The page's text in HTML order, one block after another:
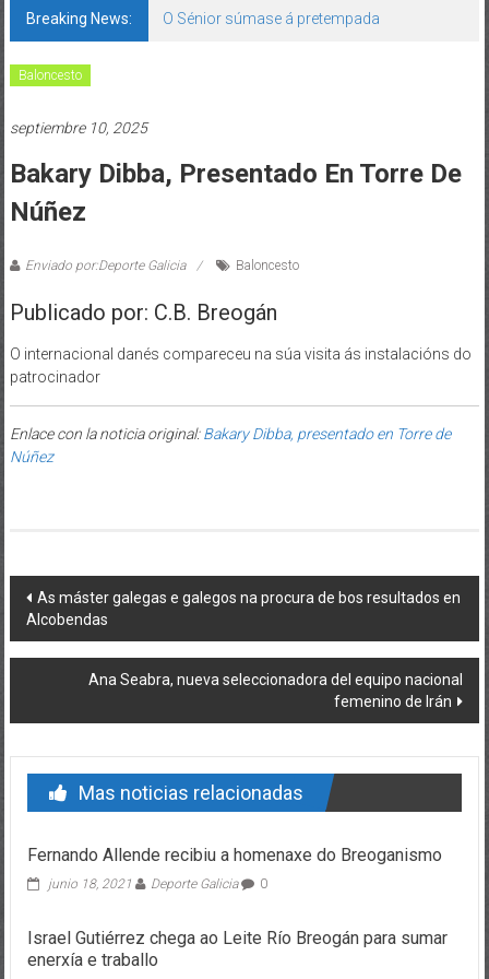
Breaking News: O Sénior súmase á pretempada
Baloncesto
septiembre 10, 2025
Bakary Dibba, Presentado En Torre De
Núñez
Enviado por:Deporte Galicia Baloncesto
Publicado por: C.B. Breogán
O internacional danés compareceu na súa visita ás instalacións do
patrocinador
Enlace con la noticia original:Bakary Dibba, presentado en Torre de
Núñez
Post navigation
As máster galegas e galegos na procura de bos resultados en
Alcobendas
Ana Seabra, nueva seleccionadora del equipo nacional
femenino de Irán
Mas noticias relacionadas
Fernando Allende recibiu a homenaxe do Breoganismo
junio 18, 2021 Deporte Galicia 0
Israel Gutiérrez chega ao Leite Río Breogán para sumar
enerxía e traballo